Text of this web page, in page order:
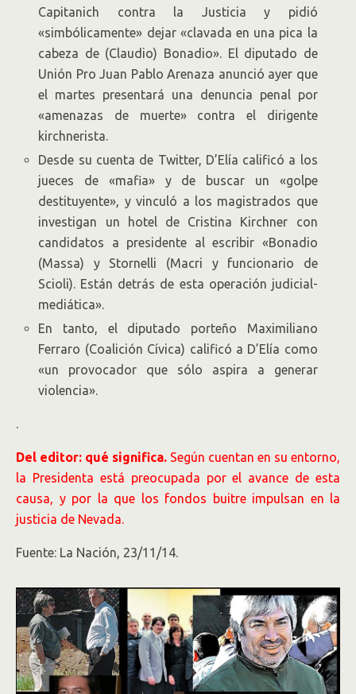
Capitanich contra la Justicia y pidió
«simbólicamente» dejar «clavada en una pica la
cabeza de (Claudio) Bonadio». El diputado de
Unión Pro Juan Pablo Arenaza anunció ayer que
el martes presentará una denuncia penal por
«amenazas de muerte» contra el dirigente
kirchnerista.
Desde su cuenta de Twitter, D’Elía calificó a los
jueces de «mafia» y de buscar un «golpe
destituyente», y vinculó a los magistrados que
investigan un hotel de Cristina Kirchner con
candidatos a presidente al escribir «Bonadio
(Massa) y Stornelli (Macri y funcionario de
Scioli). Están detrás de esta operación judicial-
mediática».
En tanto, el diputado porteño Maximiliano
Ferraro (Coalición Cívica) calificó a D’Elía como
«un provocador que sólo aspira a generar
violencia».
.
Del editor: qué significa. Según cuentan en su entorno,
la Presidenta está preocupada por el avance de esta
causa, y por la que los fondos buitre impulsan en la
justicia de Nevada.
Fuente: La Nación, 23/11/14.